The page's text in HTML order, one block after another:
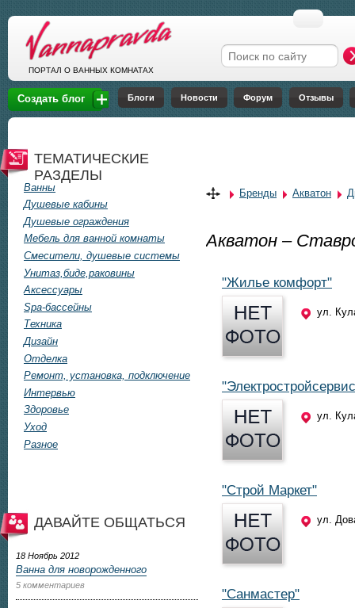
ПОРТАЛ О ВАННЫХ КОМНАТАХ Форма поиска
Создать блог Блоги Новости Форум Отзывы
ТЕМАТИЧЕСКИЕ
РАЗДЕЛЫ
Ванны
Душевые кабины
Душевые ограждения
Мебель для ванной комнаты
Смесители, душевые системы
Унитаз,биде,раковины
Аксессуары
Spa-бассейны
Техника
Дизайн
Отделка
Ремонт, установка, подключение
Интервью
Здоровье
Уход
Разное
ДАВАЙТЕ ОБЩАТЬСЯ
18 Ноябрь 2012
Ванна для новорожденного
5 комментариев
Бренды Акватон
Акватон –
"Жилье комфорт"
ул.
ул.
"Строй Маркет"
ул.
"Санмастер"